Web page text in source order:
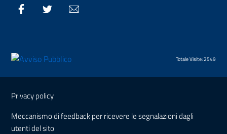
Facebook Twitter
Totale Visite: 2549
Sezione Link Utili
Privacy policy
Meccanismo di feedback per ricevere le segnalazioni dagli
utenti del sito